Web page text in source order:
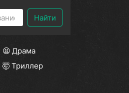
Найти
😫 Драма
🤯 Триллер